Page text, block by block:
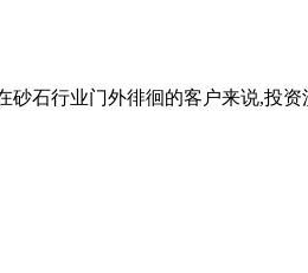
石行业门外徘徊的客户来说,投